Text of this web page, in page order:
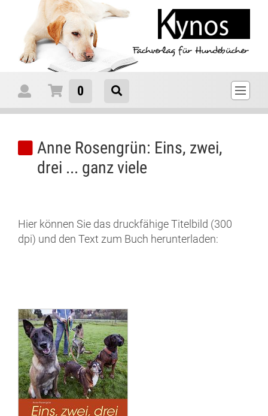
Anne Rosengrün: Eins, zwei,
drei ... ganz viele
Hier können Sie das druckfähige Titelbild (300
dpi) und den Text zum Buch herunterladen:
0